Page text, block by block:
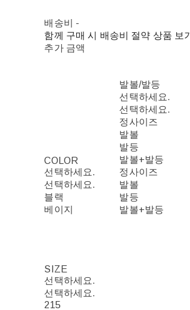
배송비 -
함께 구매 시 배송비 절약 상품 보기
추가 금액
COLOR
선택하세요.
선택하세요.
블랙
베이지
발볼/발등
선택하세요.
선택하세요.
정사이즈
발볼
발등
발볼+발등
정사이즈
발볼
발등
발볼+발등
SIZE
선택하세요.
선택하세요.
215